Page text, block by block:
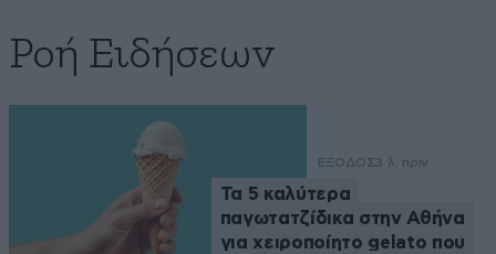
Ροή Ειδήσεων
ΕΞΟΔΟΣ3 λ. πριν
Τα 5 καλύτερα
παγωτατζίδικα στην Αθήνα
για χειροποίητο gelato που